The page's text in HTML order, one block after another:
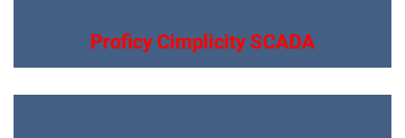
Proficy Cimplicity SCADA